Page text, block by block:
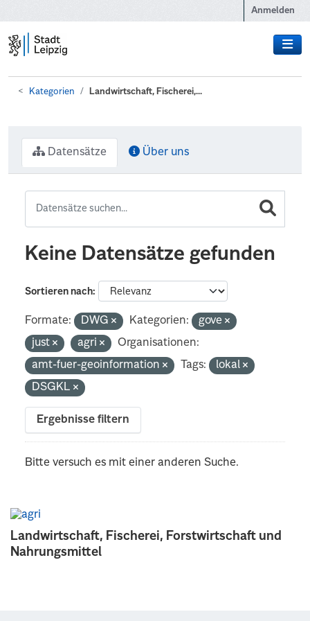
Anmelden
Kategorien Landwirtschaft, Fischerei,...
Landwirtschaft, Fischerei, Forstwirtschaft und
Nahrungsmittel
Datensätze Über uns
Keine Datensätze gefunden
Sortieren nach
Formate: DWG Kategorien:
gove
just
agri
Organisationen:
amt-fuer-geoinformation
Tags:
lokal
DSGKL
Ergebnisse filtern
Bitte versuch es mit einer anderen Suche.